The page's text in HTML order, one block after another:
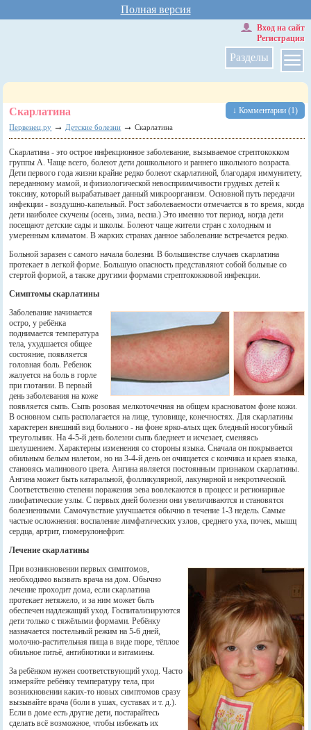
Полная версия
Разделы
Вход на сайт
Регистрация
↓ Комментарии (1)
Скарлатина
Первенец.ру → Детские болезни → Скарлатина
Скарлатина - это острое инфекционное заболевание, вызываемое стрептококком
группы А. Чаще всего, болеют дети дошкольного и раннего школьного возраста.
Дети первого года жизни крайне редко болеют скарлатиной, благодаря иммунитету,
переданному мамой, и физиологической невосприимчивости грудных детей к
токсину, который вырабатывает данный микроорганизм. Основной путь передачи
инфекции - воздушно-капельный. Рост заболеваемости отмечается в то время, когда
дети наиболее скучены (осень, зима, весна.) Это именно тот период, когда дети
посещают детские сады и школы. Болеют чаще жители стран с холодным и
умеренным климатом. В жарких странах данное заболевание встречается редко.
Больной заразен с самого начала болезни. В большинстве случаев скарлатина
протекает в легкой форме. Большую опасность представляют собой больные со
стертой формой, а также другими формами стрептококковой инфекции.
Симптомы скарлатины
Заболевание начинается
остро, у ребёнка
поднимается температура
тела, ухудшается общее
состояние, появляется
головная боль. Ребенок
жалуется на боль в горле
при глотании. В первый
день заболевания на коже
появляется сыпь. Сыпь розовая мелкоточечная на общем красноватом фоне кожи.
В основном сыпь располагается на лице, туловище, конечностях. Для скарлатины
характерен внешний вид больного - на фоне ярко-алых щек бледный носогубный
треугольник. На 4-5-й день болезни сыпь бледнеет и исчезает, сменяясь
шелушением. Характерны изменения со стороны языка. Сначала он покрывается
обильным белым налетом, но на 3-4-й день он очищается с кончика и краев языка,
становясь малинового цвета. Ангина является постоянным признаком скарлатины.
Ангина может быть катаральной, фолликулярной, лакунарной и некротической.
Соответственно степени поражения зева вовлекаются в процесс и регионарные
лимфатические узлы. С первых дней болезни они увеличиваются и становятся
болезненными. Самочувствие улучшается обычно в течение 1-3 недель. Самые
частые осложнения: воспаление лимфатических узлов, среднего уха, почек, мышц
сердца, артрит, гломерулонефрит.
Лечение скарлатины
При возникновении первых симптомов,
необходимо вызвать врача на дом. Обычно
лечение проходит дома, если скарлатина
протекает нетяжело, и за ним может быть
обеспечен надлежащий уход. Госпитализируются
дети только с тяжёлыми формами. Ребёнку
назначается постельный режим на 5-6 дней,
молочно-растительная пища в виде пюре, тёплое
обильное питьё, антибиотики и витамины.
За ребёнком нужен соответствующий уход. Часто
измеряйте ребёнку температуру тела, при
возникновении каких-то новых симптомов сразу
вызывайте врача (боли в ушах, суставах и т. д.).
Если в доме есть другие дети, постарайтесь
сделать всё возможное, чтобы избежать их